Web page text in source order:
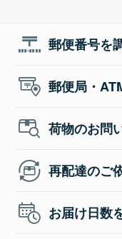
郵便番号を
郵便局・
荷物のお問
再配達のご
お届け日数